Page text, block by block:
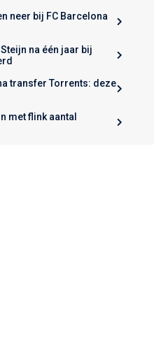
neer bij FC Barcelona
na één jaar bij
transfer Torrents: deze
met flink aantal